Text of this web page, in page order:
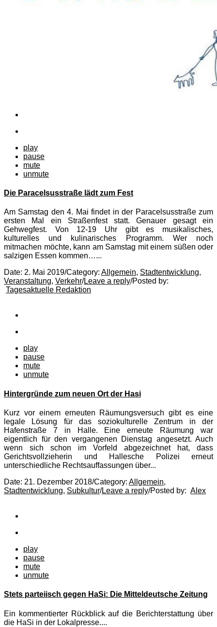
play
pause
mute
unmute
Die Paracelsusstraße lädt zum Fest
Am Samstag den 4. Mai findet in der Paracelsusstraße zum
ersten Mal ein Straßenfest statt. Genauer gesagt ein
Gehwegfest. Von 12-19 Uhr gibt es musikalisches,
kulturelles und kulinarisches Programm. Wer noch
mitmachen möchte, kann am Samstag mit einem süßen oder
salzigen Essen kommen…...
Date: 2. Mai 2019/Category: Allgemein, Stadtentwicklung,
Veranstaltung, Verkehr/Leave a reply/Posted by:
Tagesaktuelle Redaktion
play
pause
mute
unmute
Hintergründe zum neuen Ort der Hasi
Kurz vor einem erneuten Räumungsversuch gibt es eine
legale Lösung für das soziokulturelle Zentrum in der
Hafenstraße 7 in Halle. Eine erneute Räumung war
eigentlich für den vergangenen Dienstag angesetzt. Auch
wenn sich schon im Vorfeld abgezeichnet hat, dass
Gerichtsvollzieherin und Hallesche Polizei erneut
unterschiedliche Rechtsauffassungen über...
Date: 21. Dezember 2018/Category: Allgemein,
Stadtentwicklung, Subkultur/Leave a reply/Posted by: Alex
play
pause
mute
unmute
Stets parteiisch gegen HaSi: Die Mitteldeutsche Zeitung
Ein kommentierter Rückblick auf die Berichterstattung über
die HaSi in der Lokalpresse....